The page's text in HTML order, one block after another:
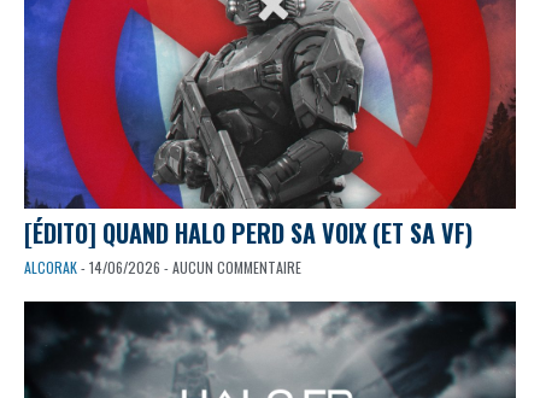
[ÉDITO] QUAND HALO PERD SA VOIX (ET SA VF)
ALCORAK- 14/06/2026 - AUCUN COMMENTAIRE